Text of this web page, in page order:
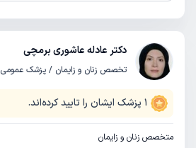
دکتر عادله عاشوری برمچی
تخصص زنان و زایمان / پزشک عمومی
1 پزشک ایشان را تایید کرده‌اند.
متخصص زنان و زایمان